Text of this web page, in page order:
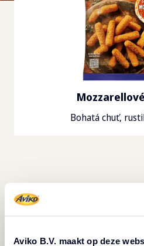
Aviko B.V. maakt op deze
Bohatá chuť,